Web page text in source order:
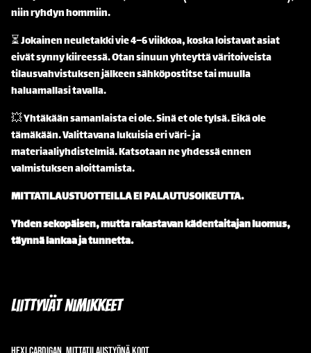
niin ryhdyn hommiin.
⏳ Jokainen neuletakki vie 4–6 viikkoa, koska loistavat asiat
eivät synny kiireessä. Otan sinuun yhteyttä väritoiveista
tilausvahvistuksen jälkeen sähköpostitse tai muulla
haluamallasi tavalla.
💥 Yhtäkään samanlaista ei ole. Sinä et ole tylsä. Eikä ole
tämäkään. Valittavana lukuisia eri väri- ja
materiaaliyhdistelmiä. Katsotaan ne yhdessä ennen
valmistuksen aloittamista.
MITTATILAUSTUOTTEILLA EI PALAUTUSOIKEUTTA.
Yhden sekopäisen, mutta rakastavan kädentaitajan luomus,
täynnä lankaa ja tunnetta.
Liittyvät nimikkeet